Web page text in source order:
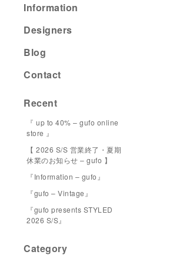
Information
Designers
Blog
Contact
Recent
『 up to 40% – gufo online
store 』
【 2026 S/S 営業終了・夏期
休業のお知らせ – gufo 】
『Information – gufo』
『gufo – Vintage』
『gufo presents STYLED
2026 S/S』
Category